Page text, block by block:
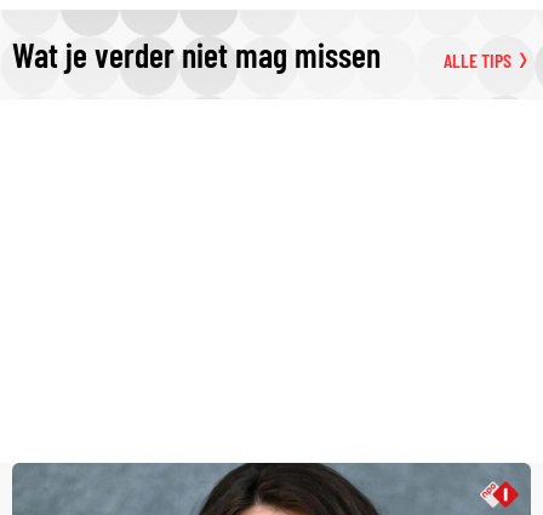
Wat je verder niet mag missen ALLE TIPS